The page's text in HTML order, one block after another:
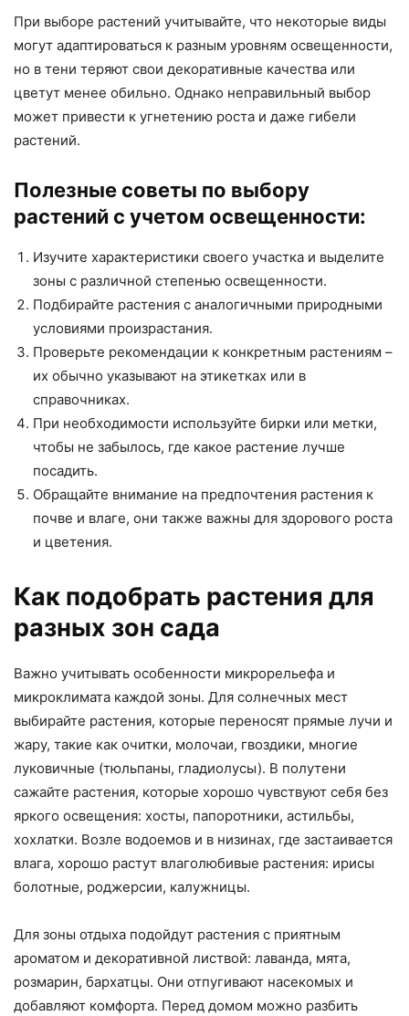
При выборе растений учитывайте, что некоторые виды
могут адаптироваться к разным уровням освещенности,
но в тени теряют свои декоративные качества или
цветут менее обильно. Однако неправильный выбор
может привести к угнетению роста и даже гибели
растений.
Полезные советы по выбору
растений с учетом освещенности:
Изучите характеристики своего участка и выделите
зоны с различной степенью освещенности.
Подбирайте растения с аналогичными природными
условиями произрастания.
Проверьте рекомендации к конкретным растениям –
их обычно указывают на этикетках или в
справочниках.
При необходимости используйте бирки или метки,
чтобы не забылось, где какое растение лучше
посадить.
Обращайте внимание на предпочтения растения к
почве и влаге, они также важны для здорового роста
и цветения.
Как подобрать растения для
разных зон сада
Важно учитывать особенности микрорельефа и
микроклимата каждой зоны. Для солнечных мест
выбирайте растения, которые переносят прямые лучи и
жару, такие как очитки, молочаи, гвоздики, многие
луковичные (тюльпаны, гладиолусы). В полутени
сажайте растения, которые хорошо чувствуют себя без
яркого освещения: хосты, папоротники, астильбы,
хохлатки. Возле водоемов и в низинах, где застаивается
влага, хорошо растут влаголюбивые растения: ирисы
болотные, роджерсии, калужницы.
Для зоны отдыха подойдут растения с приятным
ароматом и декоративной листвой: лаванда, мята,
розмарин, бархатцы. Они отпугивают насекомых и
добавляют комфорта. Перед домом можно разбить